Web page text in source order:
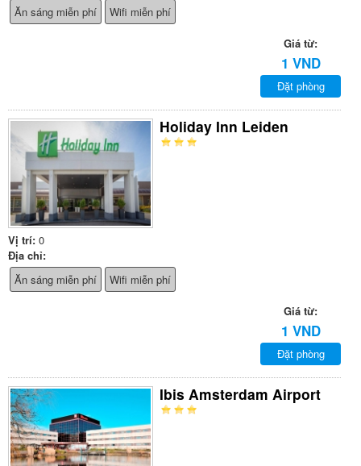
Ăn sáng miễn phí
Wifi miễn phí
Giá từ:
1 VND
Đặt phòng
Holiday Inn Leiden
Vị trí: 0
Địa chỉ:
Ăn sáng miễn phí
Wifi miễn phí
Giá từ:
1 VND
Đặt phòng
Ibis Amsterdam Airport